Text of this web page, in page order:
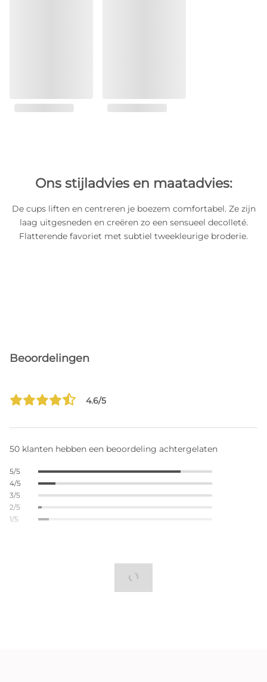
Ons stijladvies en maatadvies:
De cups liften en centreren je boezem comfortabel. Ze zijn
laag uitgesneden en creëren zo een sensueel decolleté.
Flatterende favoriet met subtiel tweekleurige broderie.
Beoordelingen
4.6/5
50 klanten hebben een beoordeling achtergelaten
5/5
4/5
3/5
2/5
1/5